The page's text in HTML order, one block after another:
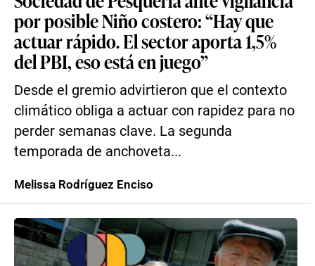
por posible Niño costero: “Hay que
actuar rápido. El sector aporta 1,5%
del PBI, eso está en juego”
Desde el gremio advirtieron que el contexto
climático obliga a actuar con rapidez para no
perder semanas clave. La segunda
temporada de anchoveta...
Melissa Rodríguez Enciso